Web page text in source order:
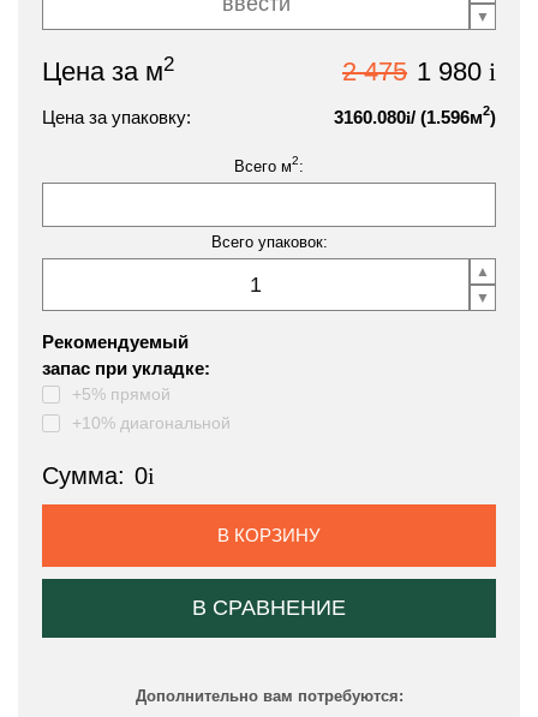
Дополнительно вам потребуются:
Цена за м2 2 475 1 980 i
Цена за упаковку: 3160.080i/ (1.596м2)
Всего м2:
Всего упаковок:
Рекомендуемый
запас при укладке:
+5% прямой
+10% диагональной
Сумма: 0i
В КОРЗИНУ
В СРАВНЕНИЕ